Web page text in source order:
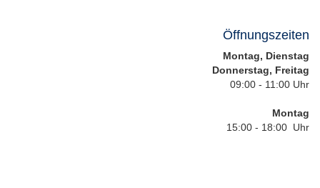
Öffnungszeiten
Montag, Dienstag
Donnerstag, Freitag
09:00 - 11:00 Uhr
Montag
15:00 - 18:00 Uhr